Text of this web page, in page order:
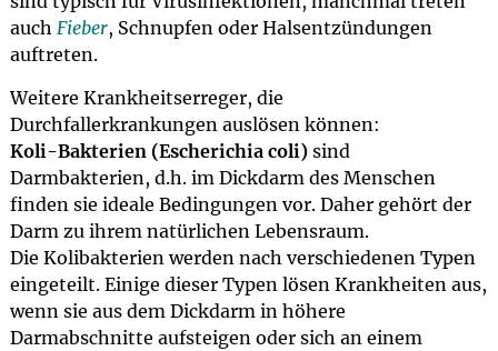
auch Fieber, Schnupfen oder Halsentzündungen
auftreten.
Weitere Krankheitserreger, die
Durchfallerkrankungen auslösen können:
Koli-Bakterien (Escherichia coli)sind
Darmbakterien, d.h. im Dickdarm des Menschen
finden sie ideale Bedingungen vor. Daher gehört der
Darm zu ihrem natürlichen Lebensraum.
Die Kolibakterien werden nach verschiedenen Typen
eingeteilt. Einige dieser Typen lösen Krankheiten aus,
wenn sie aus dem Dickdarm in höhere
Darmabschnitte aufsteigen oder sich an einem